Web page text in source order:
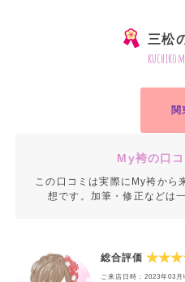
三松
関
My袴の口
この口コミは実際にMy袴から
想です。加筆・修正などは
総合評価
ご来店日時：2023年03月